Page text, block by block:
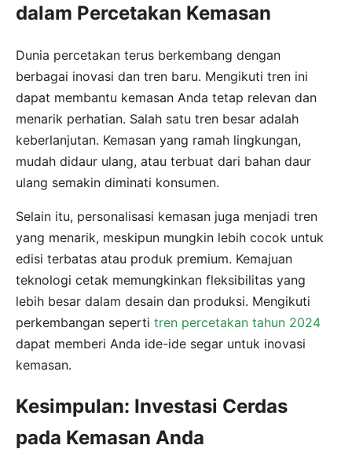
dalam Percetakan Kemasan
Dunia percetakan terus berkembang dengan
berbagai inovasi dan tren baru. Mengikuti tren ini
dapat membantu kemasan Anda tetap relevan dan
menarik perhatian. Salah satu tren besar adalah
keberlanjutan. Kemasan yang ramah lingkungan,
mudah didaur ulang, atau terbuat dari bahan daur
ulang semakin diminati konsumen.
Selain itu, personalisasi kemasan juga menjadi tren
yang menarik, meskipun mungkin lebih cocok untuk
edisi terbatas atau produk premium. Kemajuan
teknologi cetak memungkinkan fleksibilitas yang
lebih besar dalam desain dan produksi. Mengikuti
perkembangan seperti tren percetakan tahun 2024
dapat memberi Anda ide-ide segar untuk inovasi
kemasan.
Kesimpulan: Investasi Cerdas
pada Kemasan Anda